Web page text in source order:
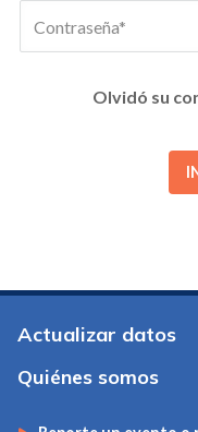
Olvidó su
Actualizar datos
Quiénes somos